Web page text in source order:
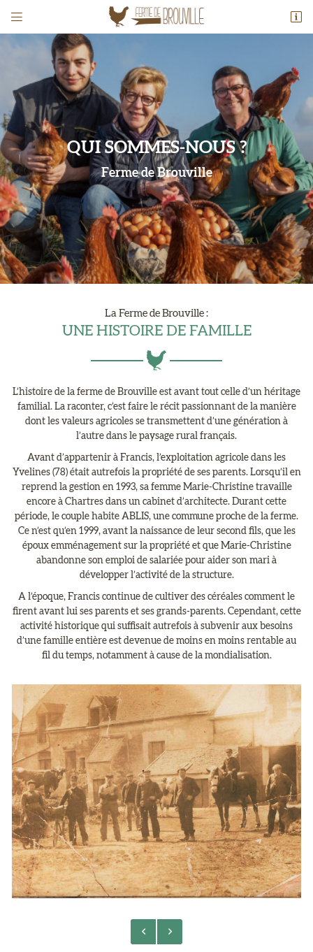
 
78660 Saint-Martin-de-Brethencourt
06 61 97 22 08
 Adresse email de réception
En cochant cette case, vous consentez à recevoir nos propositions commerciales à
l'adresse email indiqué ci-dessus. Vous pouvez vous désinscrire à tout moment en
utilisantle formulaire de désinscription.
QUI SOMMES-NOUS ?
Ferme de Brouville
La Ferme de Brouville :
UNE HISTOIRE DE FAMILLE
L’histoire de la ferme de Brouville est avant tout celle d’un héritage
familial. La raconter, c’est faire le récit passionnant de la manière
dont les valeurs agricoles se transmettent d’une génération à
l’autre dans le paysage rural français.
Avant d’appartenir à Francis, l’exploitation agricole dans les
Yvelines (78) était autrefois la propriété de ses parents. Lorsqu’il en
reprend la gestion en 1993, sa femme Marie-Christine travaille
encore à Chartres dans un cabinet d’architecte. Durant cette
période, le couple habite ABLIS, une commune proche de la ferme.
Ce n’est qu’en 1999, avant la naissance de leur second fils, que les
époux emménagement sur la propriété et que Marie-Christine
abandonne son emploi de salariée pour aider son mari à
développer l’activité de la structure.
A l’époque, Francis continue de cultiver des céréales comment le
firent avant lui ses parents et ses grands-parents. Cependant, cette
activité historique qui suffisait autrefois à subvenir aux besoins
d’une famille entière est devenue de moins en moins rentable au
fil du temps, notamment à cause de la mondialisation.